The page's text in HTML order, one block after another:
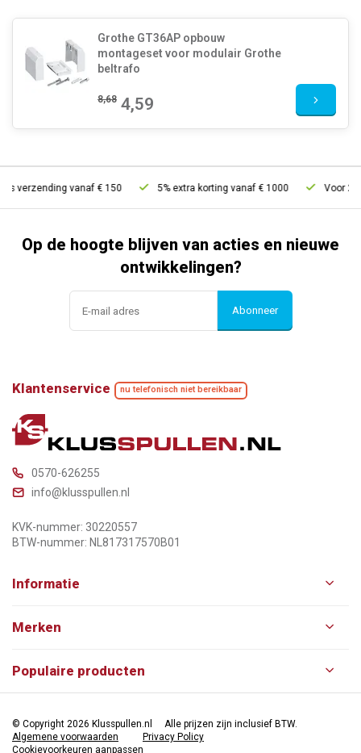
Grothe GT36AP opbouw
montageset voor modulair Grothe
beltrafo
8,68 4,59
verzending vanaf € 150 5% extra korting vanaf € 1000 Voor 21u
Op de hoogte blijven van acties en nieuwe
ontwikkelingen?
Abonneer
Klantenservice nu telefonisch niet bereikbaar
0570-626255
info@klusspullen.nl
KVK-nummer: 30220557
BTW-nummer: NL817317570B01
Informatie
Merken
Populaire producten
© Copyright 2026 Klusspullen.nl
Alle prijzen zijn inclusief BTW.
Algemene voorwaarden
Privacy Policy
Cookievoorkeuren aanpassen